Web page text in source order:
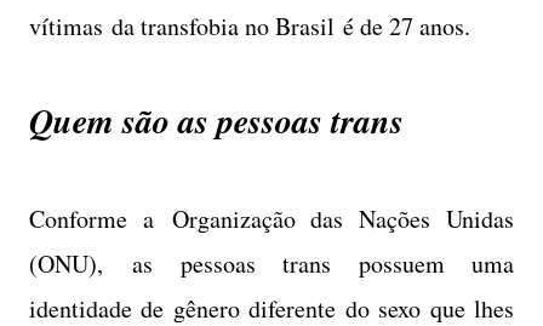
vítimas da transfobia no Brasil é de 27 anos.
Quem são as pessoas trans
Conforme a Organização das Nações Unidas
(ONU), as pessoas trans possuem uma
identidade de gênero diferente do sexo que lhes